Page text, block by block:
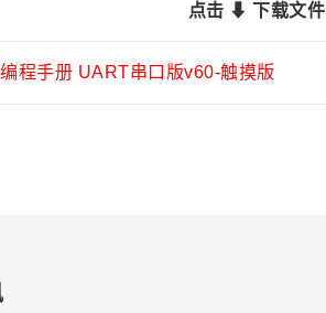
点击 ⬇ 下载文件
程手册 UART串口版v60-触摸版